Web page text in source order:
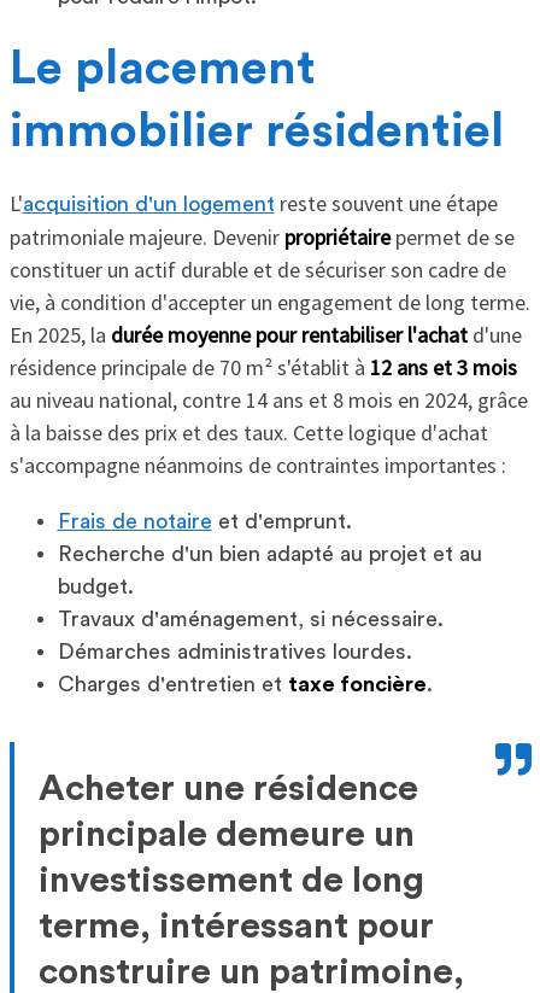
Le placement
immobilier résidentiel
L'acquisition d'un logement reste souvent une étape
patrimoniale majeure. Devenir propriétairepermet de se
constituer un actif durable et de sécuriser son cadre de
vie, à condition d'accepter un engagement de long terme.
En 2025, la durée moyenne pour rentabiliser l'achatd'une
résidence principale de 70 m² s'établit à 12 ans et 3 mois
au niveau national, contre 14 ans et 8 mois en 2024, grâce
à la baisse des prix et des taux. Cette logique d'achat
s'accompagne néanmoins de contraintes importantes :
Frais de notaire et d'emprunt.
Recherche d'un bien adapté au projet et au
budget.
Travaux d'aménagement, si nécessaire.
Démarches administratives lourdes.
Charges d'entretien et taxe foncière.
Acheter une résidence
principale demeure un
investissement de long
terme, intéressant pour
construire un patrimoine,